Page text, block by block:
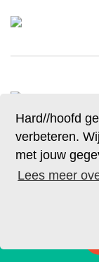
Hard//hoofd
verbeteren.
met jouw
Lees meer
zeiltripje
De geruchten zijn
papier!
Bestel op tijd je
als thema: ‘Ik’.